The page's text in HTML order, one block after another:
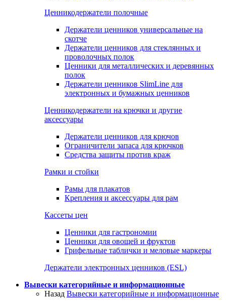
Ценникодержатели полочные
Держатели ценников универсальные на
скотче
Держатели ценников для стеклянных и
проволочных полок
Ценники для металлических и деревянных
полок
Держатели ценников SlimLine для
электронных и бумажных ценников
Ценникодержатели на крючки и другие
аксессуары
Держатели ценников для крючов
Ограничители запаса для крючков
Средства защиты против краж
Рамки и стойки
Рамы для плакатов
Крепления и аксессуары для рам
Кассеты цен
Ценники для гастрономии
Ценники для овощей и фруктов
Грифельные таблички и меловые маркеры
Держатели электронных ценников (ESL)
Вывески категорийные и информационные
Назад Вывески категорийные и информационные